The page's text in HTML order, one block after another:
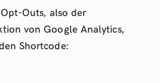
Outs, also der
von Google Analytics,
Shortcode: